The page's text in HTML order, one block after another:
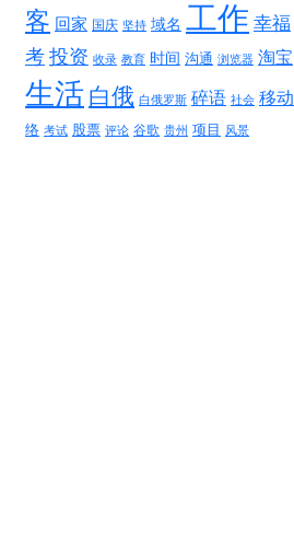
客 回家 国庆 坚持 域名 工作 幸福
考投资 收录 教育 时间 沟通 浏览器 淘宝
生活 白俄 白俄罗斯 碎语 社会 移动
络 考试 股票 评论 谷歌 贵州 项目 风景